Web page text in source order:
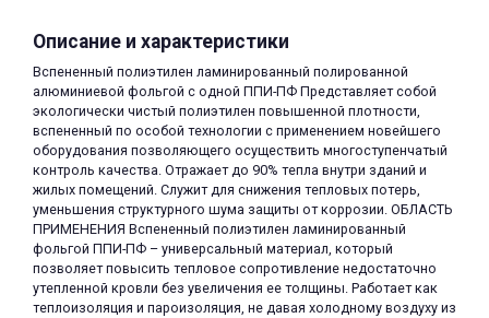
Описание и характеристики
Вспененный полиэтилен ламинированный полированной
алюминиевой фольгой с одной ППИ-ПФ Представляет собой
экологически чистый полиэтилен повышенной плотности,
вспененный по особой технологии с применением новейшего
оборудования позволяющего осуществить многоступенчатый
контроль качества. Отражает до 90% тепла внутри зданий и
жилых помещений. Служит для снижения тепловых потерь,
уменьшения структурного шума защиты от коррозии. ОБЛАСТЬ
ПРИМЕНЕНИЯ Вспененный полиэтилен ламинированный
фольгой ППИ-ПФ – универсальный материал, который
позволяет повысить тепловое сопротивление недостаточно
утепленной кровли без увеличения ее толщины. Работает как
теплоизоляция и пароизоляция, не давая холодному воздуху из